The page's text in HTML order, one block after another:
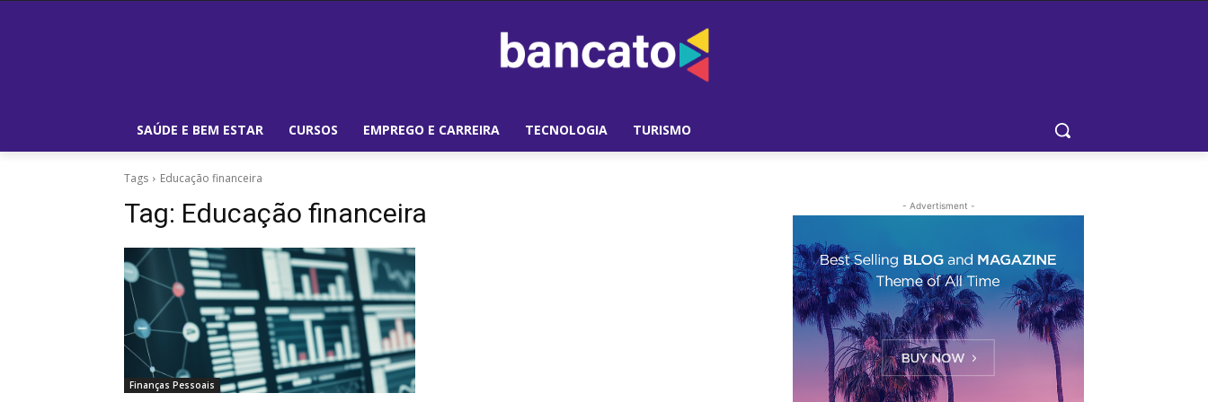
SAÚDE E BEM ESTAR CURSOS EMPREGO E CARREIRA TECNOLOGIA TURISMO
Tags Educação financeira
Tag: Educação financeira
Finanças Pessoais
- Advertisment -